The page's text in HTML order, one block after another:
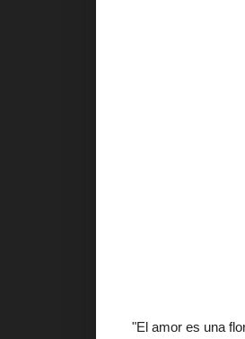
"El amor es una